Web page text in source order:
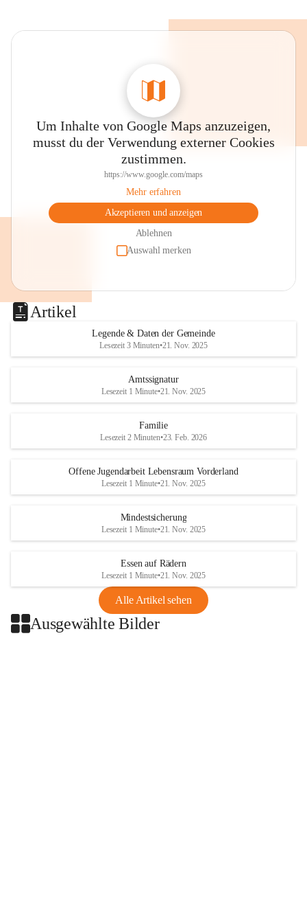
Um Inhalte von Google Maps anzuzeigen,
musst du der Verwendung externer Cookies
zustimmen.
https://www.google.com/maps
Mehr erfahren
Akzeptieren und anzeigen
Ablehnen
Auswahl merken
Artikel
Legende & Daten der Gemeinde
Lesezeit 3 Minuten•21. Nov. 2025
Amtssignatur
Lesezeit 1 Minute•21. Nov. 2025
Familie
Lesezeit 2 Minuten•23. Feb. 2026
Offene Jugendarbeit Lebensraum Vorderland
Lesezeit 1 Minute•21. Nov. 2025
Mindestsicherung
Lesezeit 1 Minute•21. Nov. 2025
Essen auf Rädern
Lesezeit 1 Minute•21. Nov. 2025
Alle Artikel sehen
Ausgewählte Bilder